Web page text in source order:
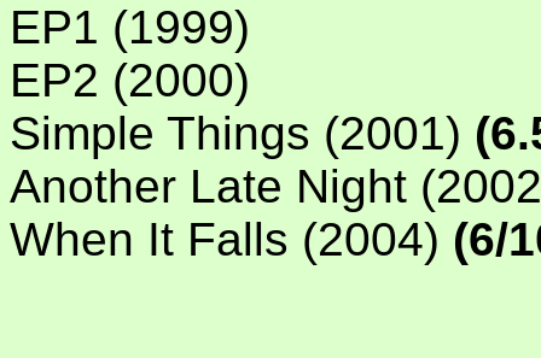
EP1 (1999)
EP2 (2000)
Simple Things (2001)
Another Late Night
When It Falls (2004) (6/